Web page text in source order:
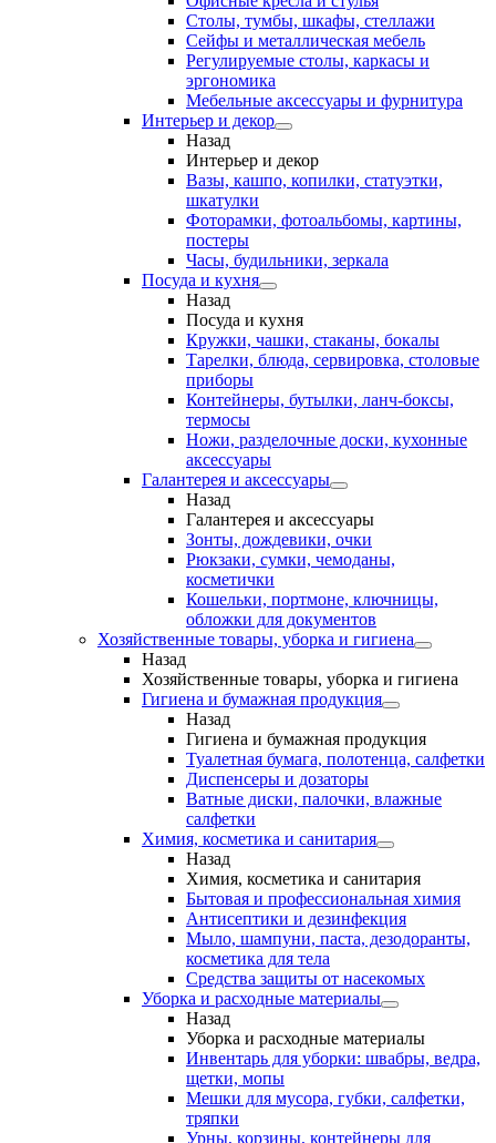
Столы, тумбы, шкафы, стеллажи
Сейфы и металлическая мебель
Регулируемые столы, каркасы и
эргономика
Мебельные аксессуары и фурнитура
Интерьер и декор
Назад
Интерьер и декор
Вазы, кашпо, копилки, статуэтки,
шкатулки
Фоторамки, фотоальбомы, картины,
постеры
Часы, будильники, зеркала
Посуда и кухня
Назад
Посуда и кухня
Кружки, чашки, стаканы, бокалы
Тарелки, блюда, сервировка, столовые
приборы
Контейнеры, бутылки, ланч-боксы,
термосы
Ножи, разделочные доски, кухонные
аксессуары
Галантерея и аксессуары
Назад
Галантерея и аксессуары
Зонты, дождевики, очки
Рюкзаки, сумки, чемоданы,
косметички
Кошельки, портмоне, ключницы,
обложки для документов
Хозяйственные товары, уборка и гигиена
Назад
Хозяйственные товары, уборка и гигиена
Гигиена и бумажная продукция
Назад
Гигиена и бумажная продукция
Туалетная бумага, полотенца, салфетки
Диспенсеры и дозаторы
Ватные диски, палочки, влажные
салфетки
Химия, косметика и санитария
Назад
Химия, косметика и санитария
Бытовая и профессиональная химия
Антисептики и дезинфекция
Мыло, шампуни, паста, дезодоранты,
косметика для тела
Средства защиты от насекомых
Уборка и расходные материалы
Назад
Уборка и расходные материалы
Инвентарь для уборки: швабры, ведра,
щетки, мопы
Мешки для мусора, губки, салфетки,
тряпки
Урны, корзины, контейнеры для